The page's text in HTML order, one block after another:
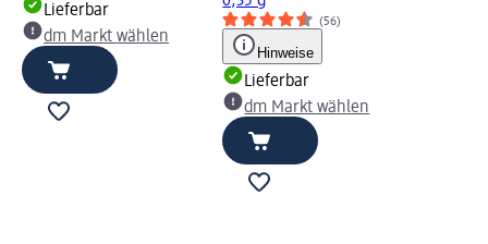
Lieferbar
dm Markt wählen
(56)
Hinweise
Lieferbar
dm Markt wählen